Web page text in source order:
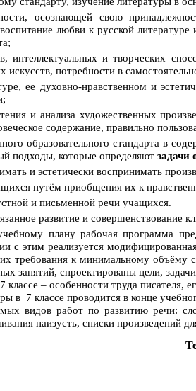
осознающей свою
любви к русской
интеллектуальных и творческих
потребности в
ее духовно-нравственном и
и анализа художественных
содержание, правильно
образовательного стандарта в
подходы, которые определяютзадачи
и эстетически воспринимать
путём приобщения их к
и письменной речи учащихся.
развитие и
плану рабочая программа
с этим реализуется
требования к минимальному объёму
занятий, спроектированы цели,
– особенности труда
в 7 классе проводится в конце
видов работ по развитию речи:
наизусть, списки произведений